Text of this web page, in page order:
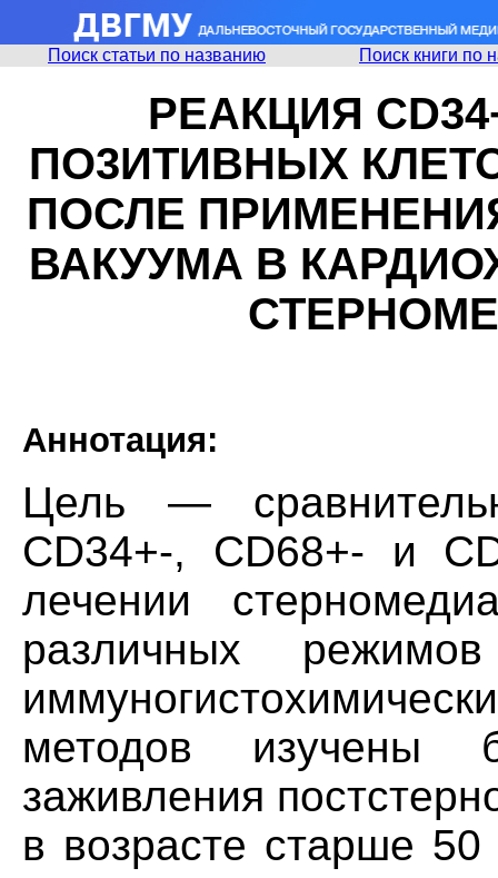
Поиск статьи по названию Поиск книги по
РЕАКЦИЯ
ПО3ИТИВНЫХ
ПОСЛЕ
ВАКУУМА В
Аннотация:
Цель —
CD34+-, CD68+- и
лечении
различных
методов изучены
заживления
в возрасте старше